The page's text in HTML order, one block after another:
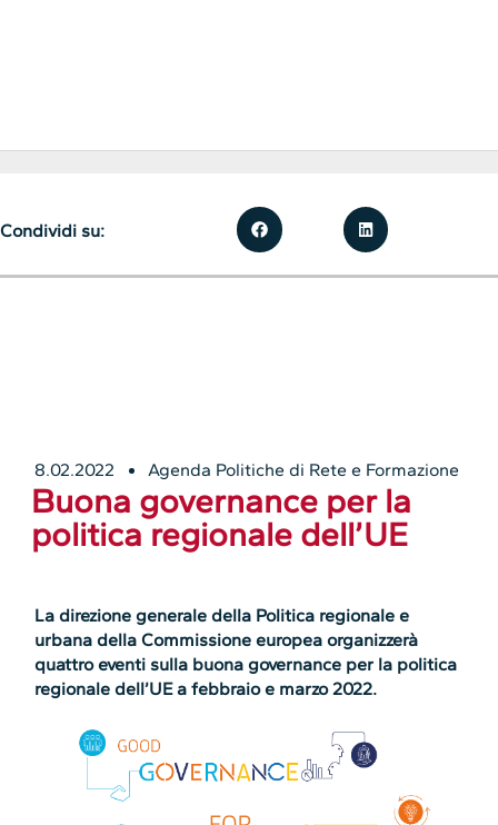
8.02.2022 Agenda Politiche di Rete e Formazione
Buona governance per la
politica regionale dell’UE
La direzione generale della Politica regionale e
urbana della Commissione europea organizzerà
quattro eventi sulla buona governance per la politica
regionale dell’UE a febbraio e marzo 2022.
Condividi su: